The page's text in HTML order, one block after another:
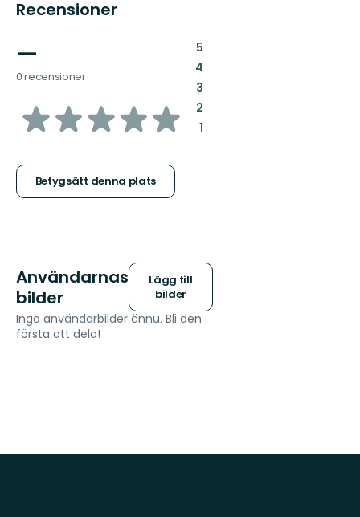
Recensioner
—
0 recensioner
av
stjärnor
Betygsätt denna plats
5:
4:
3:
2:
1:
Användarnas
bilder
Lägg till
bilder
Inga användarbilder ännu. Bli den
första att dela!